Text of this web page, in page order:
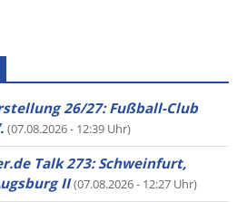
26/27: Fußball-Club
(07.08.2026 - 12:39 Uhr)
Talk 273: Schweinfurt,
II (07.08.2026 - 12:27 Uhr)